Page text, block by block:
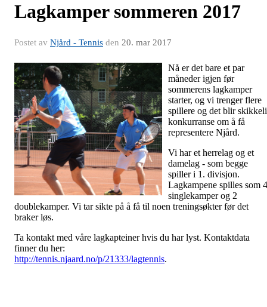
Lagkamper sommeren 2017
Postet av Njård - Tennis den 20. mar 2017
Nå er det bare et par
måneder igjen før
sommerens lagkamper
starter, og vi trenger flere
spillere og det blir
konkurranse om å få
representere Njård.
Vi har et herrelag og et
damelag - som begge
spiller i 1. divisjon.
Lagkampene spilles som 4
singlekamper og 2
doublekamper. Vi tar sikte på å få til noen treningsøkter før det
braker løs.
Ta kontakt med våre lagkapteiner hvis du har lyst. Kontaktdata
finner du her:
http://tennis.njaard.no/p/21333/lagtennis.